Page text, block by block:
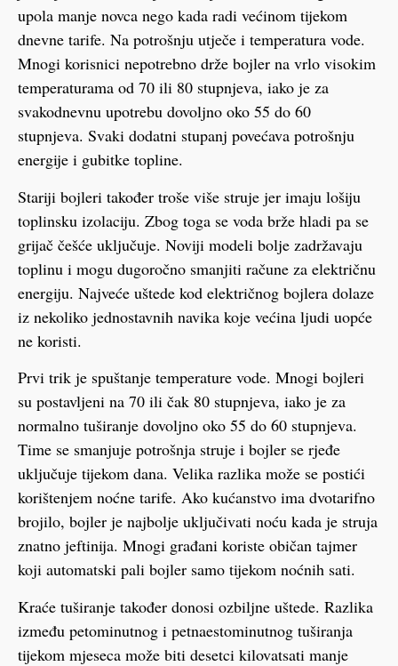
upola manje novca nego kada radi većinom tijekom
dnevne tarife. Na potrošnju utječe i temperatura vode.
Mnogi korisnici nepotrebno drže bojler na vrlo visokim
temperaturama od 70 ili 80 stupnjeva, iako je za
svakodnevnu upotrebu dovoljno oko 55 do 60
stupnjeva. Svaki dodatni stupanj povećava potrošnju
energije i gubitke topline.
Stariji bojleri također troše više struje jer imaju lošiju
toplinsku izolaciju. Zbog toga se voda brže hladi pa se
grijač češće uključuje. Noviji modeli bolje zadržavaju
toplinu i mogu dugoročno smanjiti račune za električnu
energiju. Najveće uštede kod električnog bojlera dolaze
iz nekoliko jednostavnih navika koje većina ljudi uopće
ne koristi.
Prvi trik je spuštanje temperature vode. Mnogi bojleri
su postavljeni na 70 ili čak 80 stupnjeva, iako je za
normalno tuširanje dovoljno oko 55 do 60 stupnjeva.
Time se smanjuje potrošnja struje i bojler se rjeđe
uključuje tijekom dana. Velika razlika može se postići
korištenjem noćne tarife. Ako kućanstvo ima dvotarifno
brojilo, bojler je najbolje uključivati noću kada je struja
znatno jeftinija. Mnogi građani koriste običan tajmer
koji automatski pali bojler samo tijekom noćnih sati.
Kraće tuširanje također donosi ozbiljne uštede. Razlika
između petominutnog i petnaestominutnog tuširanja
tijekom mjeseca može biti desetci kilovatsati manje